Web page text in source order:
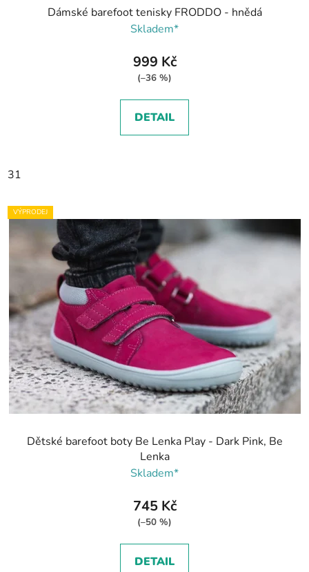
Dámské barefoot tenisky FRODDO - hnědá
Skladem*
999 Kč
(–36 %)
DETAIL
31
VÝPRODEJ
Dětské barefoot boty Be Lenka Play - Dark Pink, Be
Lenka
Skladem*
745 Kč
(–50 %)
DETAIL